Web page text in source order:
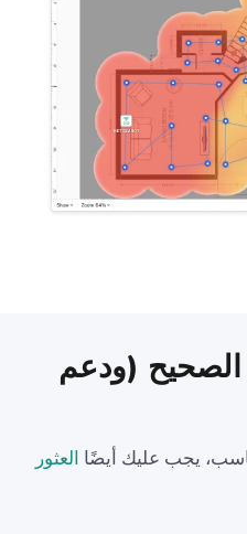
الصحيح (ودعم
يجب عليك أيضًا العثور